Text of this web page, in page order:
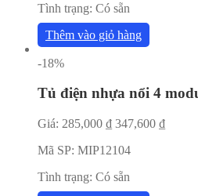
Tình trạng: Có sẵn
Thêm vào giỏ hàng
-18%
Tủ điện nhựa nổi 4
Giá: 285,000 ₫ 347,600 ₫
Mã SP: MIP12104
Tình trạng: Có sẵn